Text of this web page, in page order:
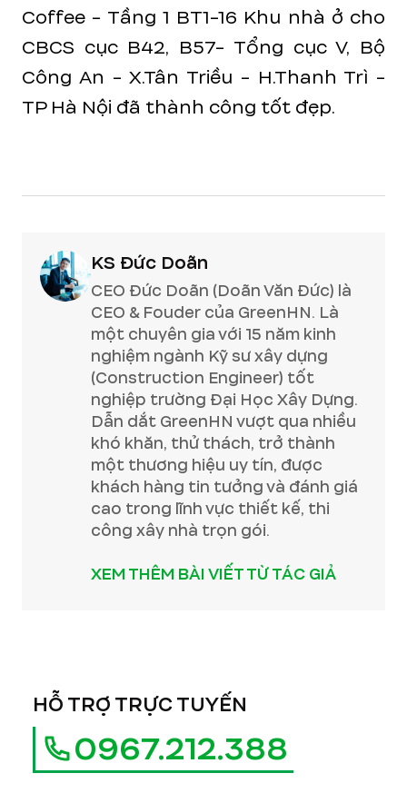
Coffee - Tầng 1 BT1-16 Khu nhà ở cho
CBCS cục B42, B57- Tổng cục V, Bộ
Công An - X.Tân Triều - H.Thanh Trì -
TP Hà Nội đã thành công tốt đẹp.
KS Đức Doãn
CEO Đức Doãn (Doãn Văn Đức) là
CEO & Fouder của GreenHN. Là
một chuyên gia với 15 năm kinh
nghiệm ngành Kỹ sư xây dựng
(Construction Engineer) tốt
nghiệp trường Đại Học Xây Dựng.
Dẫn dắt GreenHN vượt qua nhiều
khó khăn, thử thách, trở thành
một thương hiệu uy tín, được
khách hàng tin tưởng và đánh giá
cao trong lĩnh vực thiết kế, thi
công xây nhà trọn gói.
XEM THÊM BÀI VIẾT TỪ TÁC GIẢ
HỖ TRỢ TRỰC TUYẾN
0967.212.388